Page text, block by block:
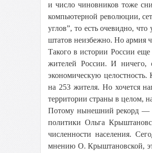
и число чиновников тоже
компьютерной революции,
углов”, то есть очевидно,
штатов неизбежно. Но армия
Такого в истории России
жителей России. И ничего,
экономическую
на 253 жителя. Но хочется
территории страны в целом,
Потому нынешний рекорд — 1
политики Ольга
численности населения.
мнению О. Крыштановской,